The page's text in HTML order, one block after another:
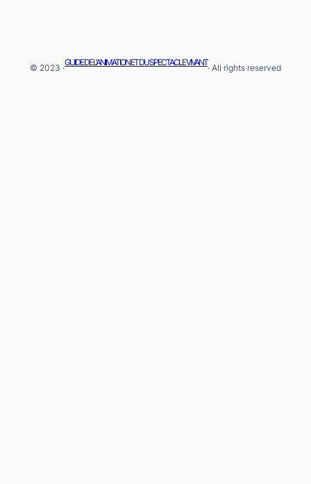
© 2023 ·
GUIDE DE L'ANIMATION ET DU SPECTACLE VIVANT
· All rights reserved